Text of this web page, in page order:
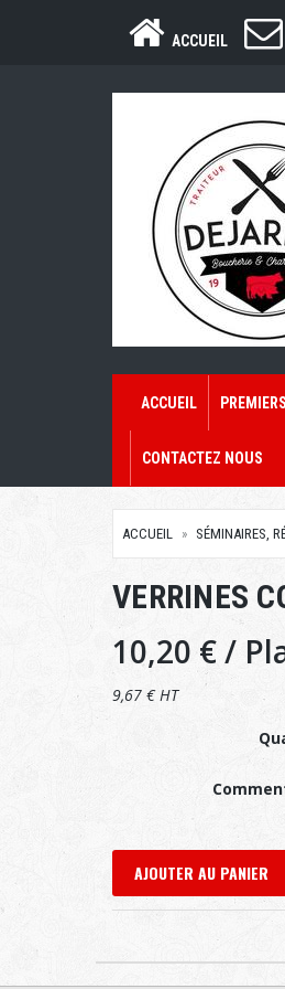
ACCUEIL
ACCUEIL
CONTACTEZ NOUS
ACCUEIL SÉMINAIRES,
VERRINES
10,20 €/
9,67 € HT
AJOUTER AU PANIER